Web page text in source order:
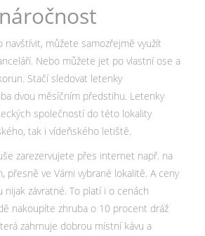
můžete samozřejmě využít
Nebo můžete jet po vlastní ose a
Stačí sledovat letenky
dvou měsíčním předstihu. Letenky
společností do této lokality
tak i vídeňského letiště.
zarezervujete přes internet např. na
přesně ve Vámi vybrané lokalitě. A ceny
závratné. To platí i o cenách
nakoupíte zhruba o 10 procent dráž
zahrnuje dobrou místní kávu a